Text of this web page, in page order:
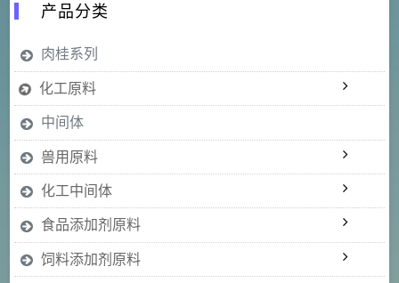
产品分类
肉桂系列
化工原料
中间体
兽用原料
化工中间体
食品添加剂原料
饲料添加剂原料